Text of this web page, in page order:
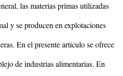
las materias primas utilizadas
y se producen en explotaciones
En el presente artículo se ofrece
de industrias alimentarias. En